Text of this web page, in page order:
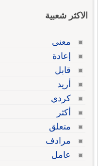
الاكثر شعبية
معنى
إعادة
قابل
أريد
كردي
أكثر
متعلق
مرادف
عامل